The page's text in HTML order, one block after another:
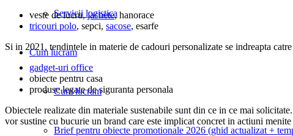
Servicii logistica
Cum lucram
Cum lucram
Brief pentru obiecte promotionale 2026 (ghid actualizat +
veste de lucru,jachete, hanorace
tricouri polo, sepci, sacose, esarfe
Si in 2021, tendintele in materie de cadouri personalizate se indreapta
gadget-uri office
obiecte pentru casa
produse legate de siguranta personala
Obiectele realizate din materiale sustenabile sunt din ce in ce mai
vor sustine cu bucurie un brand care este implicat concret in actiuni